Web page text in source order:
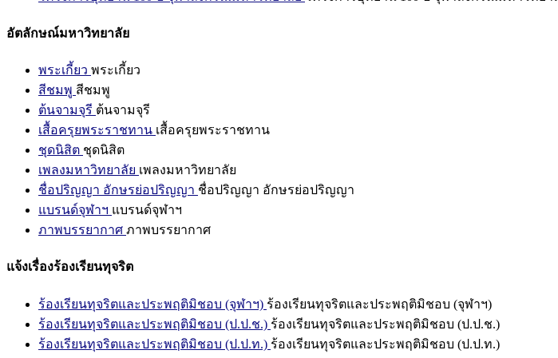
อัตลักษณ์มหาวิทยาลัย
พระเกี้ยว พระเกี้ยว
สีชมพู สีชมพู
ต้นจามจุรี ต้นจามจุรี
เสื้อครุยพระราชทาน เสื้อครุยพระราชทาน
ชุดนิสิต ชุดนิสิต
เพลงมหาวิทยาลัย เพลงมหาวิทยาลัย
ชื่อปริญญา อักษรย่อปริญญา ชื่อปริญญา อักษรย่อปริญญา
แบรนด์จุฬาฯ แบรนด์จุฬาฯ
ภาพบรรยากาศ ภาพบรรยากาศ
แจ้งเรื่องร้องเรียนทุจริต
ร้องเรียนทุจริตและประพฤติมิชอบ (จุฬาฯ) ร้องเรียนทุจริตและประพฤติมิชอบ (จุฬาฯ)
ร้องเรียนทุจริตและประพฤติมิชอบ (ป.ป.ช.) ร้องเรียนทุจริตและประพฤติมิชอบ (ป.ป.ช.)
ร้องเรียนทุจริตและประพฤติมิชอบ (ป.ป.ท.) ร้องเรียนทุจริตและประพฤติมิชอบ (ป.ป.ท.)